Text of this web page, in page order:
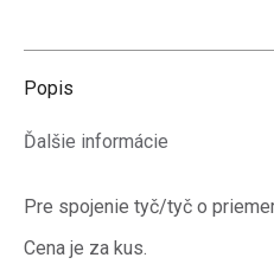
Popis
Ďalšie informácie
Pre spojenie tyč/tyč o
Cena je za kus.